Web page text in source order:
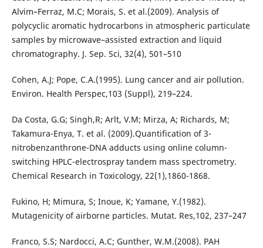
Alvim–Ferraz, M.C; Morais, S. et al.(2009). Analysis of
polycyclic aromatic hydrocarbons in atmospheric particulate
samples by microwave–assisted extraction and liquid
chromatography. J. Sep. Sci, 32(4), 501–510
Cohen, A.J; Pope, C.A.(1995). Lung cancer and air pollution.
Environ. Health Perspec,103 (Suppl), 219–224.
Da Costa, G.G; Singh,R; Arlt, V.M; Mirza, A; Richards, M;
Takamura-Enya, T. et al. (2009).Quantification of 3-
nitrobenzanthrone-DNA adducts using online column-
switching HPLC-electrospray tandem mass spectrometry.
Chemical Research in Toxicology, 22(1),1860-1868.
Fukino, H; Mimura, S; Inoue, K; Yamane, Y.(1982).
Mutagenicity of airborne particles. Mutat. Res,102, 237–247
Franco, S.S; Nardocci, A.C; Gunther, W.M.(2008). PAH